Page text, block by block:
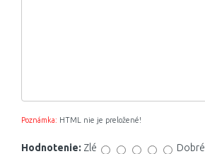
Poznámka: HTML nie je preložené!
Hodnotenie: Zlé Dobré